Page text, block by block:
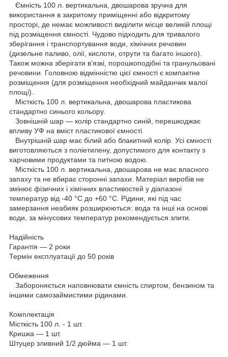
Ємність 100 л. вертикальна, двошарова зручна для
використання в закритому приміщенні або відкритому
просторі, де немає можливості виділити місце великій площі
під розміщення ємності. Чудово підходить для тривалого
зберігання і транспортування води, хімічних речовин
(дизельне паливо, олії, кислоти, отрути та багато іншого).
Також можна зберігати в'язкі, порошкоподібні та гранульовані
речовини. Головною відмінністю цієї ємності є компактне
розміщення (для розміщення необхідний майданчик малої
площі).
Місткість 100 л. вертикальна, двошарова пластикова
стандартно синього кольору.
Зовнішній шар — колір стандартно синій, перешкоджає
впливу УФ на вміст пластикової ємності.
Внутрішній шар має білий або блакитний колір. Усі ємності
виготовляються з поліетилену, допустимого для контакту з
харчовими продуктами та питною водою.
Місткість 100 л. вертикальна, двошарова не має власного
запаху та не вбирає сторонні запахи. Матеріал виробів не
змінює фізичних і хімічних властивостей у діапазоні
температур від -40 °C до +60 °C. Рідини, які під час
замерзання неабияк розширюються: вода та інші на основі
води, за мінусових температур рекомендується злити.
Надійність
Гарантія — 2 роки
Термін експлуатації до 50 років
Обмеження
Забороняється наповнювати ємність спиртом, бензином та
іншими самозаймистими рідинами.
Комплектація
Місткість 100 л. - 1 шт.
Кришка — 1 шт.
Штуцер зливний 1/2 дюйма — 1 шт.